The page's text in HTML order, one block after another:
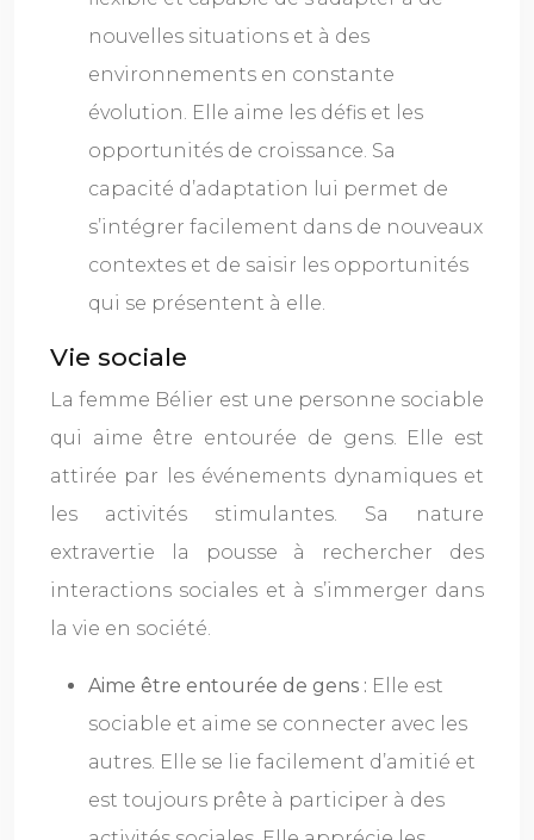
nouvelles situations et à des
environnements en constante
évolution. Elle aime les défis et les
opportunités de croissance. Sa
capacité d’adaptation lui permet de
s’intégrer facilement dans de nouveaux
contextes et de saisir les opportunités
qui se présentent à elle.
Vie sociale
La femme Bélier est une personne sociable
qui aime être entourée de gens. Elle est
attirée par les événements dynamiques et
les activités stimulantes. Sa nature
extravertie la pousse à rechercher des
interactions sociales et à s’immerger dans
la vie en société.
Aime être entourée de gens : Elle est
sociable et aime se connecter avec les
autres. Elle se lie facilement d’amitié et
est toujours prête à participer à des